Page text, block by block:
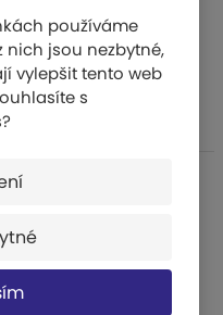
používáme
nich jsou nezbytné,
vylepšit tento web
s